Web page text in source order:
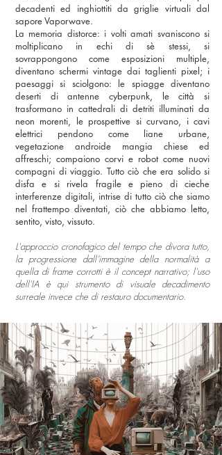
decadenti ed inghiottiti da griglie virtuali dal
sapore Vaporwave.
La memoria distorce: i volti amati svaniscono si
moltiplicano in echi di sè stessi, si
sovrappongono come esposizioni multiple,
diventano schermi vintage dai taglienti pixel; i
paesaggi si sciolgono: le spiagge diventano
deserti di antenne cyberpunk, le città si
trasformano in cattedrali di detriti illuminati da
neon morenti, le prospettive si curvano, i cavi
elettrici pendono come liane urbane,
vegetazione androide mangia chiese ed
affreschi; compaiono corvi e robot come nuovi
compagni di viaggio. Tutto ciò che era solido si
disfa e si rivela fragile e pieno di cieche
interferenze digitali, intrise di tutto ciò che siamo
nel frattempo diventati, ciò che abbiamo letto,
sentito, visto, vissuto.
L'approccio cronofagico del tempo che divora tutto,
la progressione dall’immagine della normalità a
quella di frame corrotti è il concept narrativo; l'uso
dell'IA è qui strumento di visuale decadimento
surreale invece che di restauro documentario.